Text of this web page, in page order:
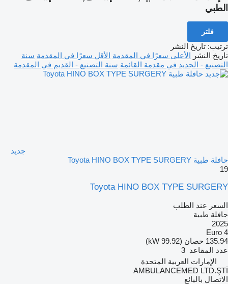
الطبي
فلتر
ترتيب: تاريخ النشر
تاريخ النشر الأعلى سعرًا في المقدمة الأقل سعرًا في المقدمة سنة
التصنيع - الجديد في مقدمة القائمة سنة التصنيع - القديم في المقدمة
جديد
حافلة طبية Toyota HINO BOX TYPE SURGERY
19
Toyota HINO BOX TYPE SURGERY
السعر عند الطلب
حافلة طبية
2025
Euro 4
135.94 حصان (99.92 kW)
عدد المقاعد 3
الإمارات العربية المتحدة
AMBULANCEMED LTD.ŞTİ
الاتصال بالبائع